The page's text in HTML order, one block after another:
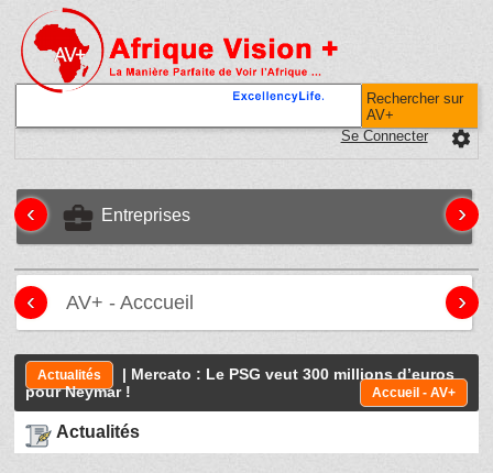
Rechercher sur
AV+
settings
Se Connecter
business_center Entreprises
‹ ›
AV+ - Acccueil
‹ ›
Actualités
| Mercato : Le PSG veut 300 millions d’euros
pour Neymar !
Accueil - AV+
Actualités